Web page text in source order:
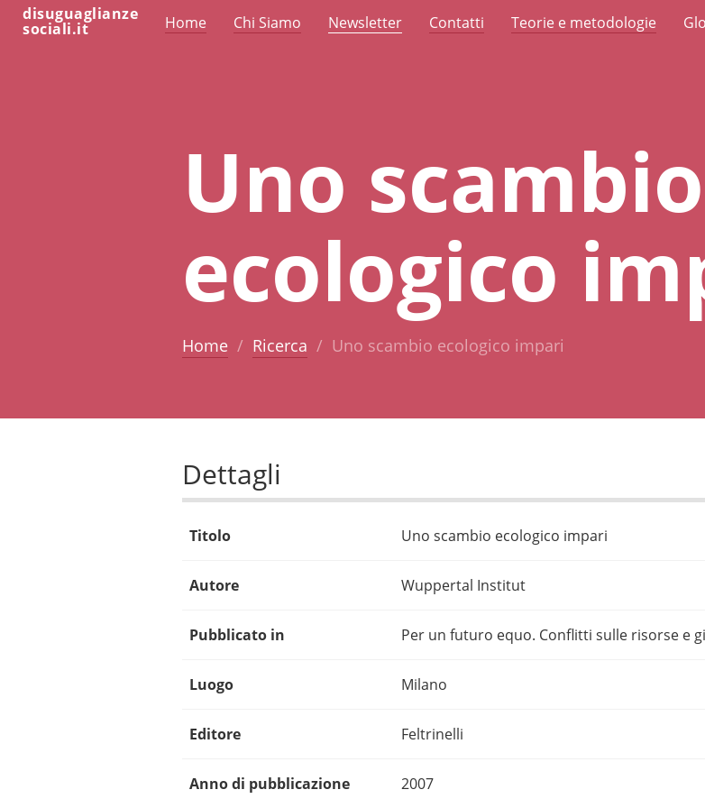
disuguaglianze
sociali.it Home Chi Siamo Newsletter Contatti Teorie e metodologie
Uno scambio
ecologico
Home Ricerca Uno scambio ecologico impari
Dettagli
Titolo Uno scambio ecologico impari
Autore Wuppertal Institut
Pubblicato in Per un futuro equo. Conflitti sulle risorse e
Luogo Milano
Editore Feltrinelli
Anno di pubblicazione 2007